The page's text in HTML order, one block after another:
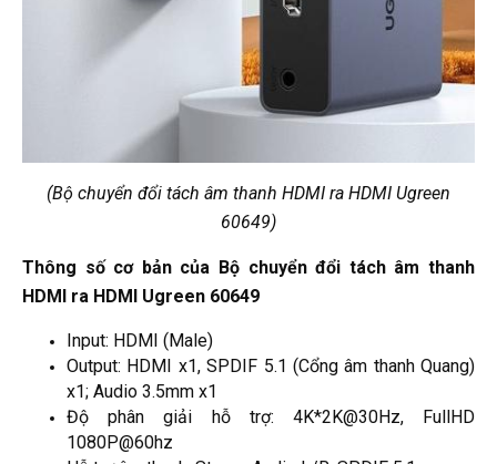
(Bộ chuyển đổi tách âm thanh HDMI ra HDMI Ugreen
60649)
Thông số cơ bản của Bộ chuyển đổi tách âm thanh
HDMI ra HDMI Ugreen 60649
Input: HDMI (Male)
Output: HDMI x1, SPDIF 5.1 (Cổng âm thanh Quang)
x1; Audio 3.5mm x1
Độ phân giải hỗ trợ: 4K*2K@30Hz, FullHD
1080P@60hz